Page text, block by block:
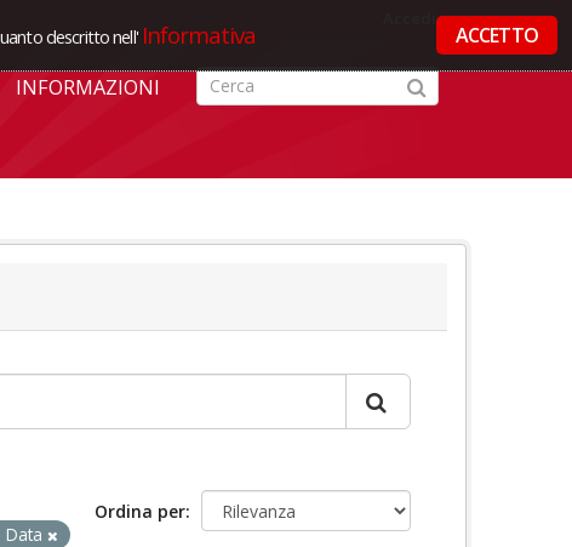
descritto nell' Informativa ACCETTO
INFORMAZIONI
Ordina per
Data